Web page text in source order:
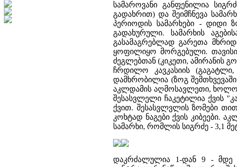
სამაროვანი განფენილია
გადახრით) და შეიმჩნევა
პერიოდის სამარხები - დიდი
გადახურული. სამარხის
გასამაგრებლად გარეთა
ყოფილიყო მორგებული.
ძეგლებთან (კიკეთი, ამირანის
ჩრდილო კავკასიის (გაგატლი,
დამხრობილია (ზოგ
აკლდამის აღმოსავლეთი, ხოლო
შესასვლელი ჩაკეტილია ქვის
ქვით. შესასვლვლის ზომები
კოხტად ნაგები ქვის კიბეები.
სამარხი, რომლის სიგრძე - 3,1
დაკრძალულია 1-დან 9 - მდე